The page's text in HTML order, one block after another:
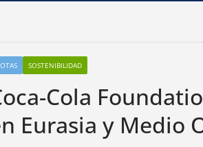
SOSTENIBILIDAD
Cola
Eurasia y Medio